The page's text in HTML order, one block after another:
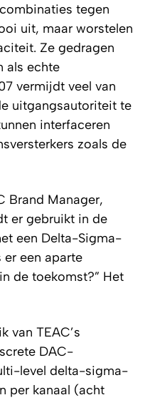
tegen
uit, maar worstelen
Ze gedragen
als echte
vermijdt veel van
uitgangsautoriteit te
interfaceren
zoals de
Brand Manager,
er gebruikt in de
een Delta-Sigma-
een aparte
de toekomst?” Het
van TEAC’s
DAC-
level delta-sigma-
per kanaal (acht